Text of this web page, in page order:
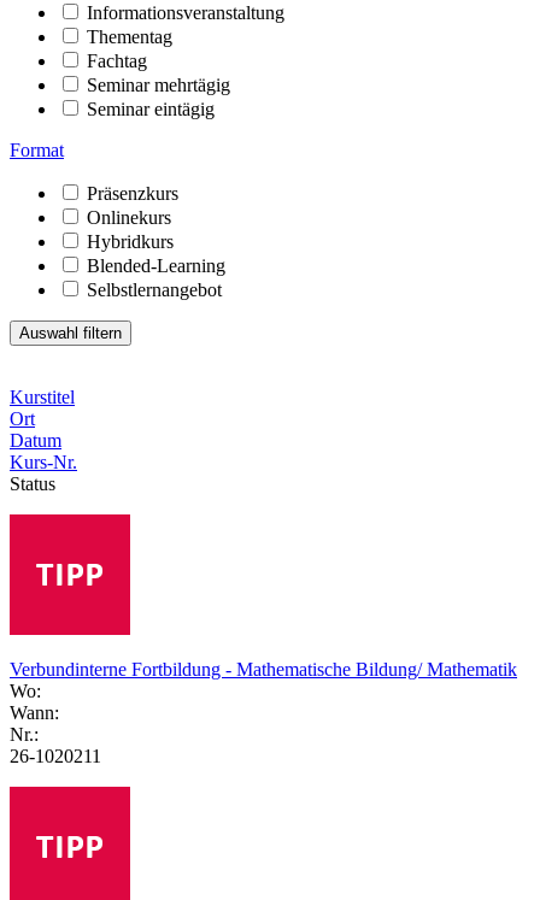
Informationsveranstaltung
Thementag
Fachtag
Seminar mehrtägig
Seminar eintägig
Format
Präsenzkurs
Onlinekurs
Hybridkurs
Blended-Learning
Selbstlernangebot
Kurstitel
Ort
Datum
Kurs-Nr.
Status
Verbundinterne Fortbildung - Mathematische Bildung/ Mathematik
Wo:
Wann:
Nr.:
26-1020211